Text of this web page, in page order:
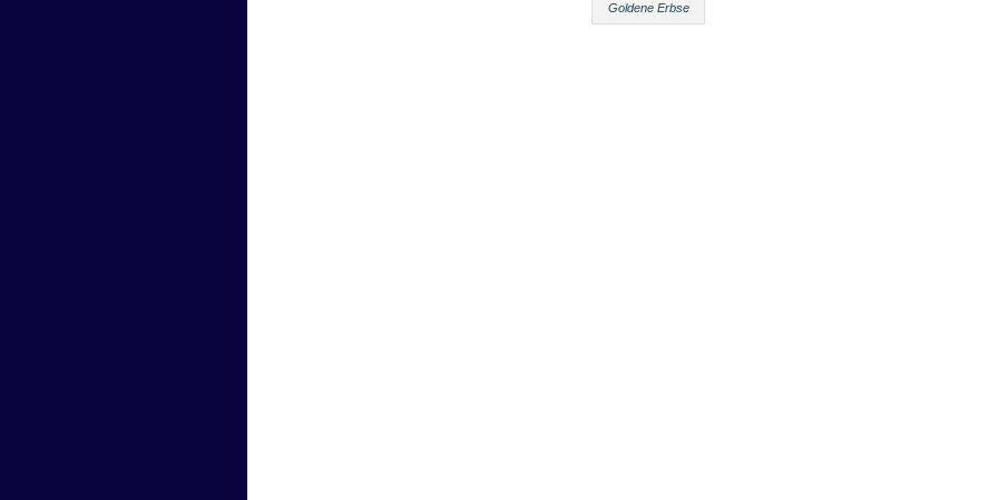
Goldene Erbse